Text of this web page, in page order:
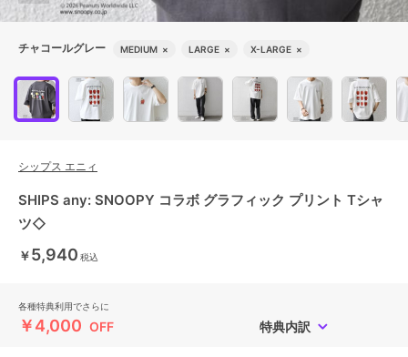
チャコールグレー MEDIUM × LARGE × X-LARGE ×
シップス エニィ
SHIPS any: SNOOPY コラボ グラフィック プリント Tシャ
ツ◇
￥5,940 税込
各種特典利用でさらに
￥4,000 OFF 特典内訳